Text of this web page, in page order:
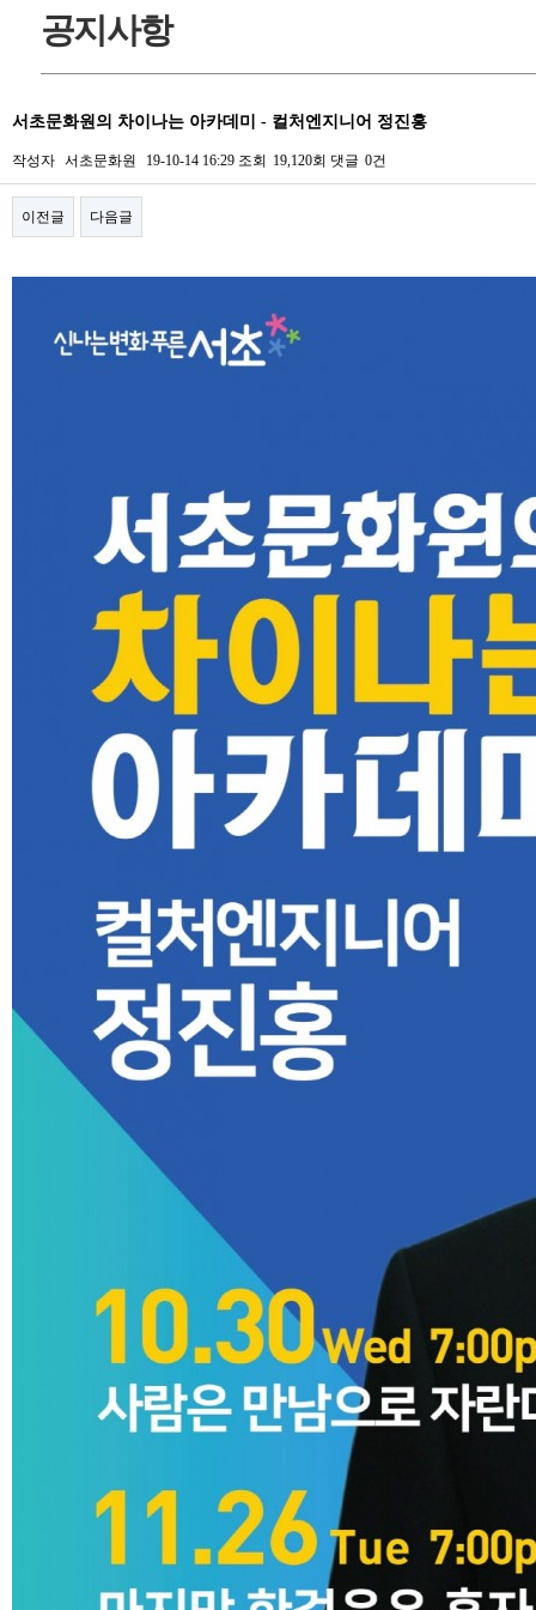
공지사항
서초문화원의 차이나는 아카데미 - 컬처엔지니어 정진홍
작성자 서초문화원 19-10-14 16:29 조회 19,120회 댓글 0건
이전글 다음글
본문